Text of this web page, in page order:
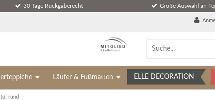
30 Tage Rückgaberecht Große Auswahl an
Läufer & Fußmatten ELLE DECORATION
rund